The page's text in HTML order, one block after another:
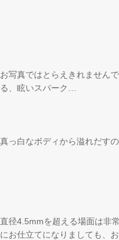
お写真ではとらえきれません
る、眩いスパーク…
真っ白なボディから溢れだす
直径4.5mmを超える場面は非
にお仕立てになりましても、